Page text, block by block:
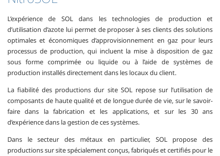
L’expérience de SOL dans les technologies de production et
d’utilisation d’azote lui permet de proposer à ses clients des solutions
optimales et économiques d’approvisionnement en gaz pour leurs
processus de production, qui incluent la mise à disposition de gaz
sous forme comprimée ou liquide ou à l’aide de systèmes de
production installés directement dans les locaux du client.
La fiabilité des productions dur site SOL repose sur l’utilisation de
composants de haute qualité et de longue durée de vie, sur le savoir-
faire dans la fabrication et les applications, et sur les 30 ans
d’expérience dans la gestion de ces systèmes.
Dans le secteur des métaux en particulier, SOL propose des
productions sur site spécialement conçus, fabriqués et certifiés pour le